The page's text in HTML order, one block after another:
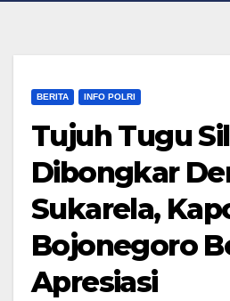
BERITA INFO POLRI
Tujuh Tugu
Dibongkar
Sukarela,
Bojonegoro
Apresiasi